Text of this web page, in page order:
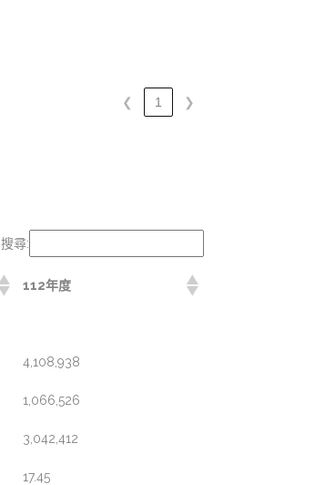
❮ 1 ❯
搜尋:
112年度
4,108,938
1,066,526
3,042,412
17.45